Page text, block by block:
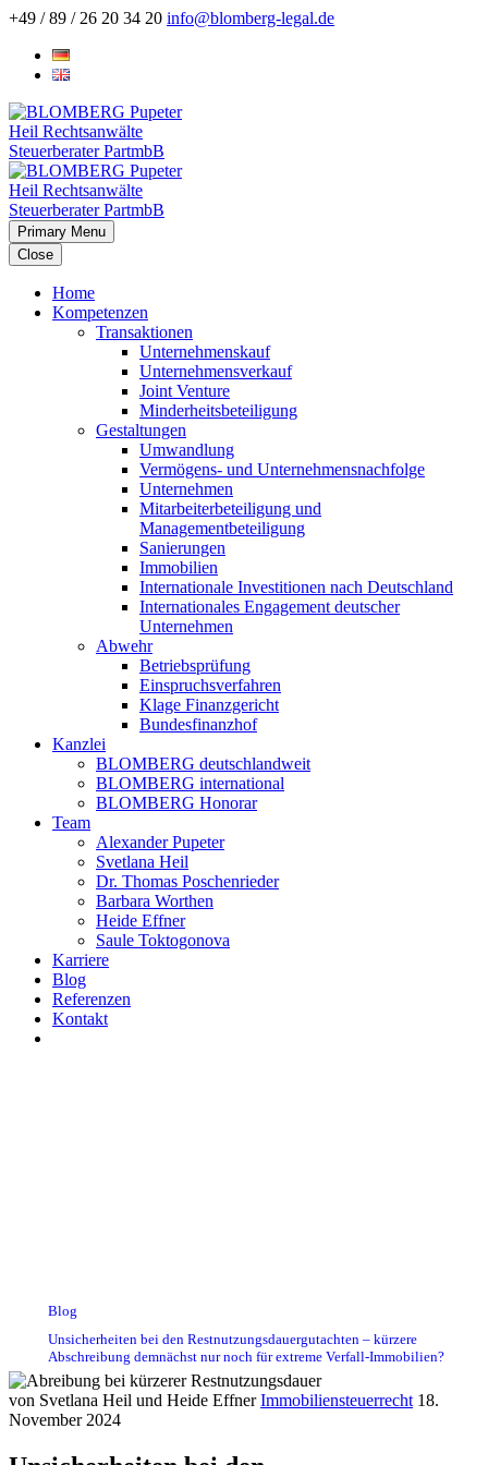
+49 / 89 / 26 20 34 20 info@blomberg-legal.de
Primary Menu
Close
Home
Kompetenzen
Transaktionen
Unternehmenskauf
Unternehmensverkauf
Joint Venture
Minderheitsbeteiligung
Gestaltungen
Umwandlung
Vermögens- und Unternehmensnachfolge
Unternehmen
Mitarbeiterbeteiligung und
Managementbeteiligung
Sanierungen
Immobilien
Internationale Investitionen nach Deutschland
Internationales Engagement deutscher
Unternehmen
Abwehr
Betriebsprüfung
Einspruchsverfahren
Klage Finanzgericht
Bundesfinanzhof
Kanzlei
BLOMBERG deutschlandweit
BLOMBERG international
BLOMBERG Honorar
Team
Alexander Pupeter
Svetlana Heil
Dr. Thomas Poschenrieder
Barbara Worthen
Heide Effner
Saule Toktogonova
Karriere
Blog
Referenzen
Kontakt
Blog
Unsicherheiten bei den Restnutzungsdauergutachten – kürzere
Abschreibung demnächst nur noch für extreme Verfall-Immobilien?
von Svetlana Heil und Heide Effner Immobiliensteuerrecht 18.
November 2024